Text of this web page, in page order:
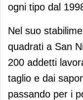
ogni tipo dal
Nel suo
quadrati a San
200 addetti
taglio e dai
passando per i